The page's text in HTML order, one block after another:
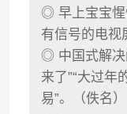
◎ 早上宝宝惺
有信号的电视
◎ 中国式解决
来了”“大过年
易”。（佚名）